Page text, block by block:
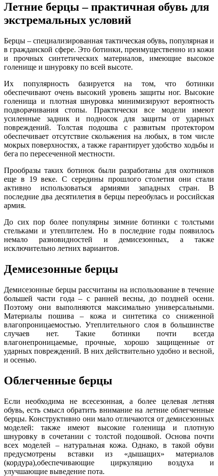
Летние берцы – практичная обувь для
экстремальных условий
Берцы – специализированная тактическая обувь, популярная и
в гражданской сфере. Это ботинки, преимущественно из кожи
и прочных синтетических материалов, имеющие высокое
голенище и шнуровку по всей высоте.
Их популярность базируется на том, что ботинки
обеспечивают очень высокий уровень защиты ног. Высокие
голенища и плотная шнуровка минимизируют вероятность
подворачивания стопы. Практически все модели имеют
усиленные задник и подносок для защиты от ударных
повреждений. Толстая подошва с развитым протектором
обеспечивает отсутствие скольжения на любых, в том числе
мокрых поверхностях, а также гарантирует удобство ходьбы и
бега по пересеченной местности.
Прообразы таких ботинок были разработаны для охотников
еще в 19 веке. С середины прошлого столетия они стали
активно использоваться армиями западных стран. В
последние два десятилетия в берцы переобулась и российская
армия.
До сих пор более популярны зимние ботинки с толстыми
стельками и утеплителем. Но в последние годы появилось
немало разновидностей и демисезонных, а также
исключительно летних вариантов.
Демисезонные берцы
Демисезонные берцы рассчитаны на использование в течение
большей части года – с ранней весны, до поздней осени.
Поэтому они выполняются максимально универсальными.
Материалы пошива – кожа и синтетика со сниженной
влагопроницаемостью. Утеплительного слоя в большинстве
случаев нет. Такие ботинки почти всегда
влагонепроницаемые, прочные, хорошо защищенные от
ударных повреждений. В них действительно удобно и весной,
и осенью.
Облегченные берцы
Если необходима не всесезонная, а более целевая летняя
обувь, есть смысл обратить внимание на летние облегченные
берцы. Конструктивно они мало отличаются от демисезонных
моделей: также имеют высокие голенища и плотную
шнуровку в сочетании с толстой подошвой. Основа почти
всех моделей – натуральная кожа. Однако, в такой обуви
предусмотрены вставки из «дышащих» материалов
(кордура),обеспечивающие циркуляцию воздуха и
улучшающие выведение пота.